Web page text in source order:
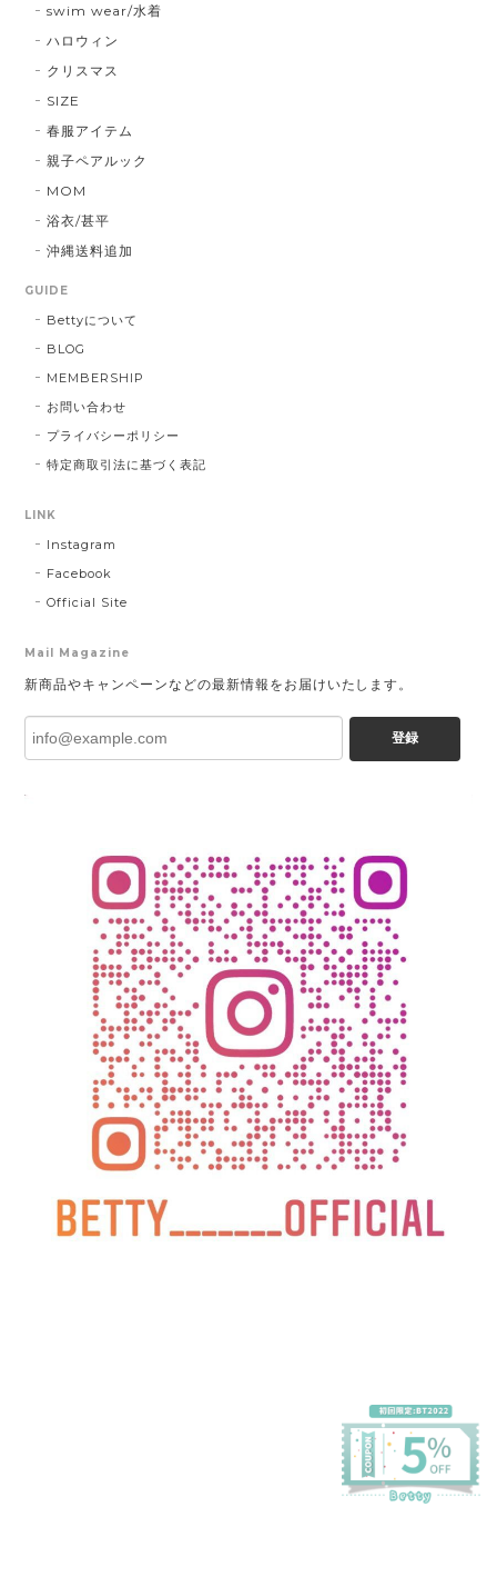
swim wear/水着
ハロウィン
クリスマス
SIZE
春服アイテム
親子ペアルック
MOM
浴衣/甚平
沖縄送料追加
GUIDE
Bettyについて
BLOG
MEMBERSHIP
お問い合わせ
プライバシーポリシー
特定商取引法に基づく表記
LINK
Instagram
Facebook
Official Site
Mail Magazine
新商品やキャンペーンなどの最新情報をお届けいたします。
登録